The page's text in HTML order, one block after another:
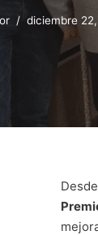
diciembre